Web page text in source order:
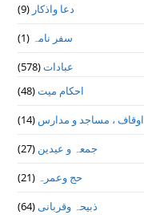
دعا واذكار (9)
سفر نامہ (1)
عبادات(578)
احکام میت(48)
اوقاف ، مساجد و مدارس (14)
جمعہ و عیدین (27)
حج وعمرہ (21)
ذبیحہ وقربانی(64)